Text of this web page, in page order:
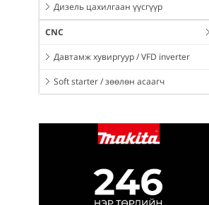
Дизель цахилгаан үүсгүүр
CNC
Давтамж хувиргуур / VFD inverter
Soft starter / зөөлөн асаагч